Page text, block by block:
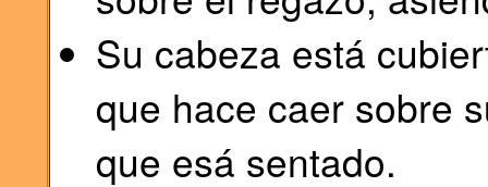
Su cabeza está
que hace caer sobre
que esá sentado.